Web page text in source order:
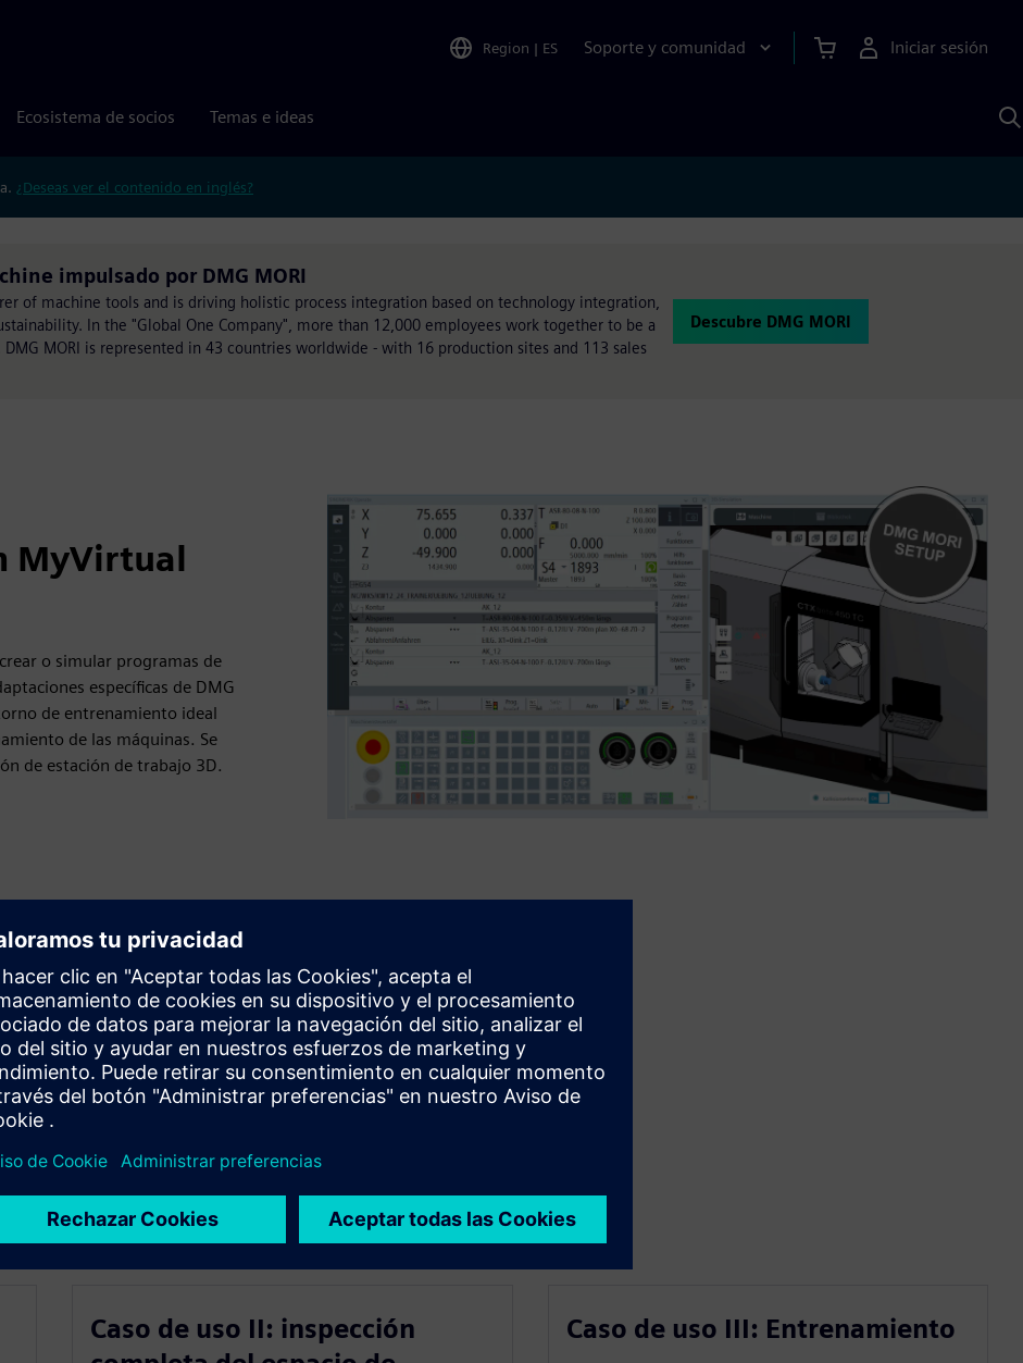
Region | ES Soporte y comunidad Iniciar sesión
Ecosistema de socios Temas e ideas
¿Deseas ver el contenido en inglés?
impulsado por DMG MORI
of machine tools and is driving holistic process integration based on technology integration,
In the "Global One Company", more than 12,000 employees work together to be a
MORI is represented in 43 countries worldwide - with 16 production sites and 113 sales
Descubre DMG MORI
MyVirtual
o simular programas de
específicas de DMG
de entrenamiento ideal
de las máquinas. Se
de estación de trabajo 3D.
CNC SINUMERIK ONE
Operate
de Carolina del Norte
Caso de uso II: inspección
Caso de uso III: Entrenamiento